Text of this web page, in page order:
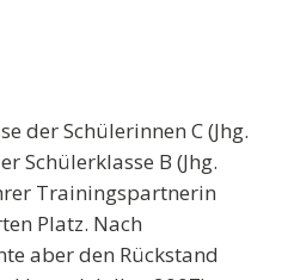
der Schülerinnen C (Jhg.
Schülerklasse B (Jhg.
Trainingspartnerin
Platz. Nach
aber den Rückstand